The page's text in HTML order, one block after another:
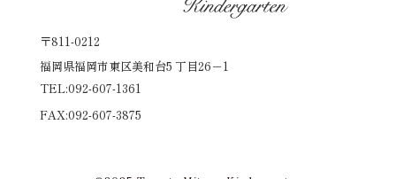
〒811-0212
福岡県福岡市東区美和台5 丁目26－1
TEL:092-607-1361
FAX:092-607-3875